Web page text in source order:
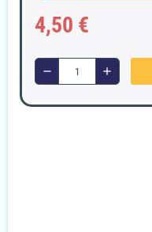
4,50 €
remove add